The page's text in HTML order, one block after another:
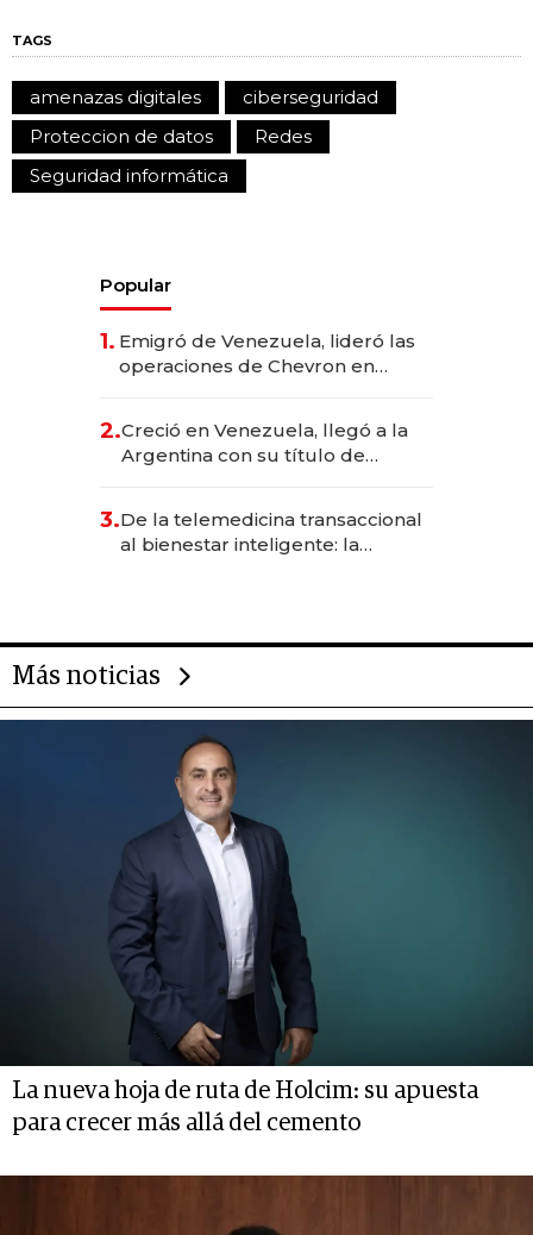
TAGS
amenazas digitales
ciberseguridad
Proteccion de datos
Redes
Seguridad informática
Popular
1. Emigró de Venezuela, lideró las
operaciones de Chevron en
2.Creció en Venezuela, llegó a la
Argentina con su título de
las marcas "fast premium"
3.De la telemedicina transaccional
al bienestar inteligente: la
Más noticias
La nueva hoja de ruta de Holcim: su apuesta
para crecer más allá del cemento